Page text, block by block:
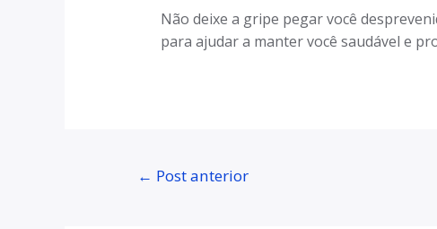
Não deixe a gripe pegar você
para ajudar a manter você saudável e
← Post anterior